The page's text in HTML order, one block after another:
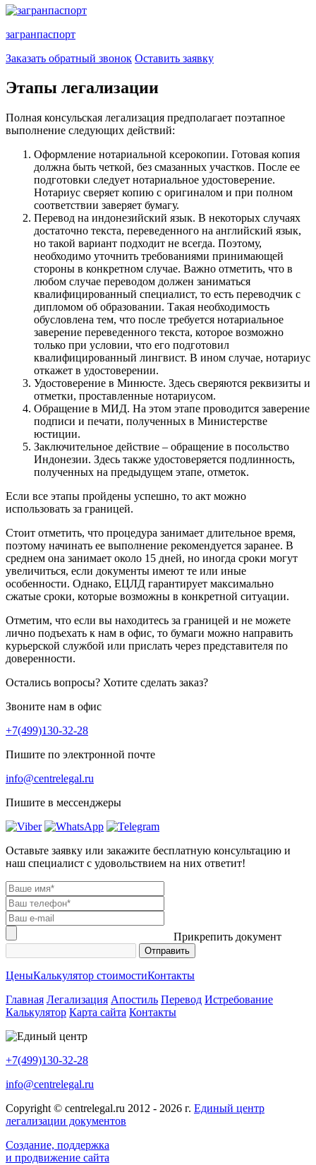
загранпаспорт
Заказать обратный звонок Оставить заявку
Этапы легализации
Полная консульская легализация предполагает поэтапное
выполнение следующих действий:
Оформление нотариальной ксерокопии. Готовая копия
должна быть четкой, без смазанных участков. После ее
подготовки следует нотариальное удостоверение.
Нотариус сверяет копию с оригиналом и при полном
соответствии заверяет бумагу.
Перевод на индонезийский язык. В некоторых случаях
достаточно текста, переведенного на английский язык,
но такой вариант подходит не всегда. Поэтому,
необходимо уточнить требованиями принимающей
стороны в конкретном случае. Важно отметить, что в
любом случае переводом должен заниматься
квалифицированный специалист, то есть переводчик с
дипломом об образовании. Такая необходимость
обусловлена тем, что после требуется нотариальное
заверение переведенного текста, которое возможно
только при условии, что его подготовил
квалифицированный лингвист. В ином случае, нотариус
откажет в удостоверении.
Удостоверение в Минюсте. Здесь сверяются реквизиты и
отметки, проставленные нотариусом.
Обращение в МИД. На этом этапе проводится заверение
подписи и печати, полученных в Министерстве
юстиции.
Заключительное действие – обращение в посольство
Индонезии. Здесь также удостоверяется подлинность,
полученных на предыдущем этапе, отметок.
Если все этапы пройдены успешно, то акт можно
использовать за границей.
Стоит отметить, что процедура занимает длительное время,
поэтому начинать ее выполнение рекомендуется заранее. В
среднем она занимает около 15 дней, но иногда сроки могут
увеличиться, если документы имеют те или иные
особенности. Однако, ЕЦЛД гарантирует максимально
сжатые сроки, которые возможны в конкретной ситуации.
Отметим, что если вы находитесь за границей и не можете
лично подъехать к нам в офис, то бумаги можно направить
курьерской службой или прислать через представителя по
доверенности.
Остались вопросы? Хотите сделать заказ?
Звоните нам в офис
+7(499)130-32-28
Пишите по электронной почте
info@centrelegal.ru
Пишите в мессенджеры
Оставьте заявку или закажите бесплатную консультацию и
наш специалист с удовольствием на них ответит!
Прикрепить документ
ЦеныКалькулятор стоимостиКонтакты
Главная Легализация Апостиль Перевод Истребование
Калькулятор Карта сайта Контакты
+7(499)130-32-28
info@centrelegal.ru
Copyright © centrelegal.ru 2012 - 2026 г. Единый центр
легализации документов
Создание, поддержка
и продвижение сайта